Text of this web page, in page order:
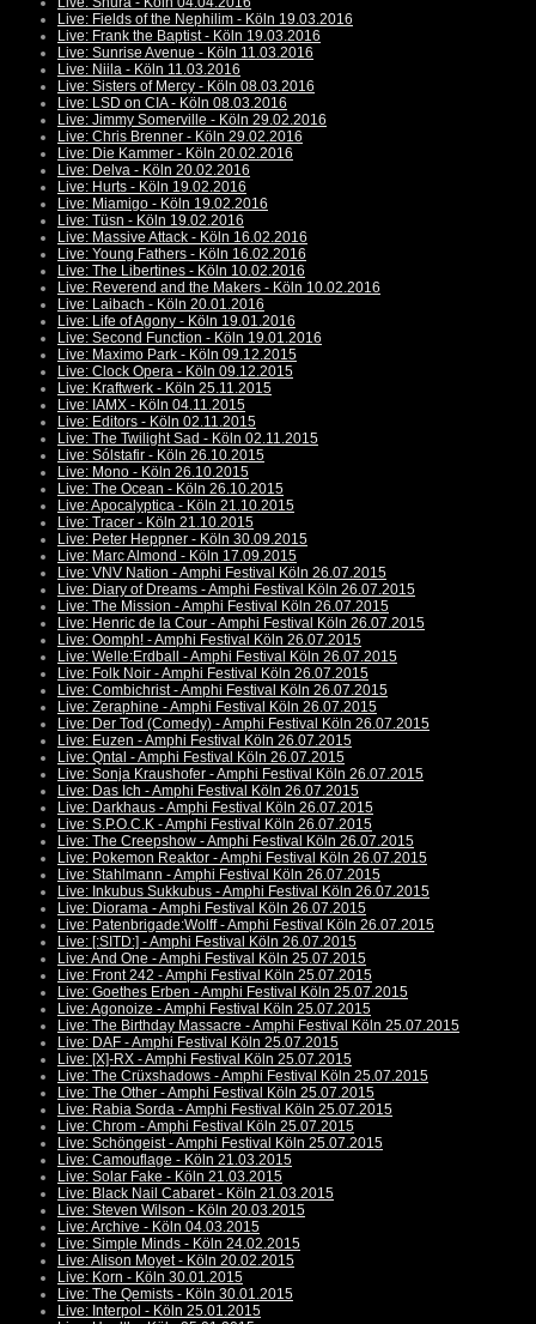
Live: Fields of the Nephilim - Köln 19.03.2016
Live: Frank the Baptist - Köln 19.03.2016
Live: Sunrise Avenue - Köln 11.03.2016
Live: Niila - Köln 11.03.2016
Live: Sisters of Mercy - Köln 08.03.2016
Live: LSD on CIA - Köln 08.03.2016
Live: Jimmy Somerville - Köln 29.02.2016
Live: Chris Brenner - Köln 29.02.2016
Live: Die Kammer - Köln 20.02.2016
Live: Delva - Köln 20.02.2016
Live: Hurts - Köln 19.02.2016
Live: Miamigo - Köln 19.02.2016
Live: Tüsn - Köln 19.02.2016
Live: Massive Attack - Köln 16.02.2016
Live: Young Fathers - Köln 16.02.2016
Live: The Libertines - Köln 10.02.2016
Live: Reverend and the Makers - Köln 10.02.2016
Live: Laibach - Köln 20.01.2016
Live: Life of Agony - Köln 19.01.2016
Live: Second Function - Köln 19.01.2016
Live: Maximo Park - Köln 09.12.2015
Live: Clock Opera - Köln 09.12.2015
Live: Kraftwerk - Köln 25.11.2015
Live: IAMX - Köln 04.11.2015
Live: Editors - Köln 02.11.2015
Live: The Twilight Sad - Köln 02.11.2015
Live: Sólstafir - Köln 26.10.2015
Live: Mono - Köln 26.10.2015
Live: The Ocean - Köln 26.10.2015
Live: Apocalyptica - Köln 21.10.2015
Live: Tracer - Köln 21.10.2015
Live: Peter Heppner - Köln 30.09.2015
Live: Marc Almond - Köln 17.09.2015
Live: VNV Nation - Amphi Festival Köln 26.07.2015
Live: Diary of Dreams - Amphi Festival Köln 26.07.2015
Live: The Mission - Amphi Festival Köln 26.07.2015
Live: Henric de la Cour - Amphi Festival Köln 26.07.2015
Live: Oomph! - Amphi Festival Köln 26.07.2015
Live: Welle:Erdball - Amphi Festival Köln 26.07.2015
Live: Folk Noir - Amphi Festival Köln 26.07.2015
Live: Combichrist - Amphi Festival Köln 26.07.2015
Live: Zeraphine - Amphi Festival Köln 26.07.2015
Live: Der Tod (Comedy) - Amphi Festival Köln 26.07.2015
Live: Euzen - Amphi Festival Köln 26.07.2015
Live: Qntal - Amphi Festival Köln 26.07.2015
Live: Sonja Kraushofer - Amphi Festival Köln 26.07.2015
Live: Das Ich - Amphi Festival Köln 26.07.2015
Live: Darkhaus - Amphi Festival Köln 26.07.2015
Live: S.P.O.C.K - Amphi Festival Köln 26.07.2015
Live: The Creepshow - Amphi Festival Köln 26.07.2015
Live: Pokemon Reaktor - Amphi Festival Köln 26.07.2015
Live: Stahlmann - Amphi Festival Köln 26.07.2015
Live: Inkubus Sukkubus - Amphi Festival Köln 26.07.2015
Live: Diorama - Amphi Festival Köln 26.07.2015
Live: Patenbrigade:Wolff - Amphi Festival Köln 26.07.2015
Live: [:SITD:] - Amphi Festival Köln 26.07.2015
Live: And One - Amphi Festival Köln 25.07.2015
Live: Front 242 - Amphi Festival Köln 25.07.2015
Live: Goethes Erben - Amphi Festival Köln 25.07.2015
Live: Agonoize - Amphi Festival Köln 25.07.2015
Live: The Birthday Massacre - Amphi Festival Köln 25.07.2015
Live: DAF - Amphi Festival Köln 25.07.2015
Live: [X]-RX - Amphi Festival Köln 25.07.2015
Live: The Crüxshadows - Amphi Festival Köln 25.07.2015
Live: The Other - Amphi Festival Köln 25.07.2015
Live: Rabia Sorda - Amphi Festival Köln 25.07.2015
Live: Chrom - Amphi Festival Köln 25.07.2015
Live: Schöngeist - Amphi Festival Köln 25.07.2015
Live: Camouflage - Köln 21.03.2015
Live: Solar Fake - Köln 21.03.2015
Live: Black Nail Cabaret - Köln 21.03.2015
Live: Steven Wilson - Köln 20.03.2015
Live: Archive - Köln 04.03.2015
Live: Simple Minds - Köln 24.02.2015
Live: Alison Moyet - Köln 20.02.2015
Live: Korn - Köln 30.01.2015
Live: The Qemists - Köln 30.01.2015
Live: Interpol - Köln 25.01.2015